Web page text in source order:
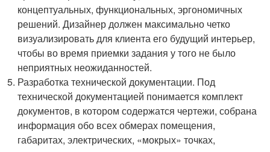
концептуальных, функциональных, эргономичных
решений. Дизайнер должен максимально четко
визуализировать для клиента его будущий интерьер,
чтобы во время приемки задания у того не было
неприятных неожиданностей.
Разработка технической документации. Под
технической документацией понимается комплект
документов, в котором содержатся чертежи, собрана
информация обо всех обмерах помещения,
габаритах, электрических, «мокрых» точках,